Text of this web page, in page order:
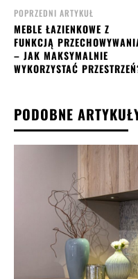
POPRZEDNI ARTYKUŁ
MEBLE ŁAZIENKOWE Z
FUNKCJĄ
– JAK MAKSYMALNIE
WYKORZYSTAĆ
PODOBNE